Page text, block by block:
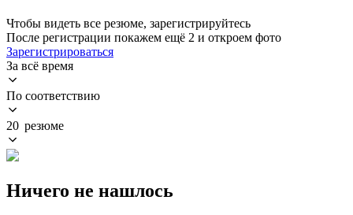
Чтобы видеть все резюме, зарегистрируйтесь
После регистрации покажем ещё 2 и откроем фото
Зарегистрироваться
За всё время
По соответствию
20 резюме
Ничего не нашлось